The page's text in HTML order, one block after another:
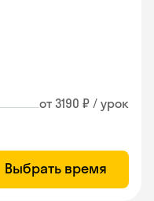
от 3190 ₽ / урок
Выбрать время